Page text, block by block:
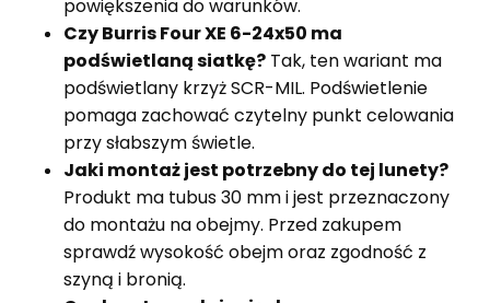
powiększenia do warunków.
Czy Burris Four XE 6-24x50 ma
podświetlaną siatkę? Tak, ten wariant ma
podświetlany krzyż SCR-MIL. Podświetlenie
pomaga zachować czytelny punkt celowania
przy słabszym świetle.
Jaki montaż jest potrzebny do tej lunety?
Produkt ma tubus 30 mm i jest przeznaczony
do montażu na obejmy. Przed zakupem
sprawdź wysokość obejm oraz zgodność z
szyną i bronią.